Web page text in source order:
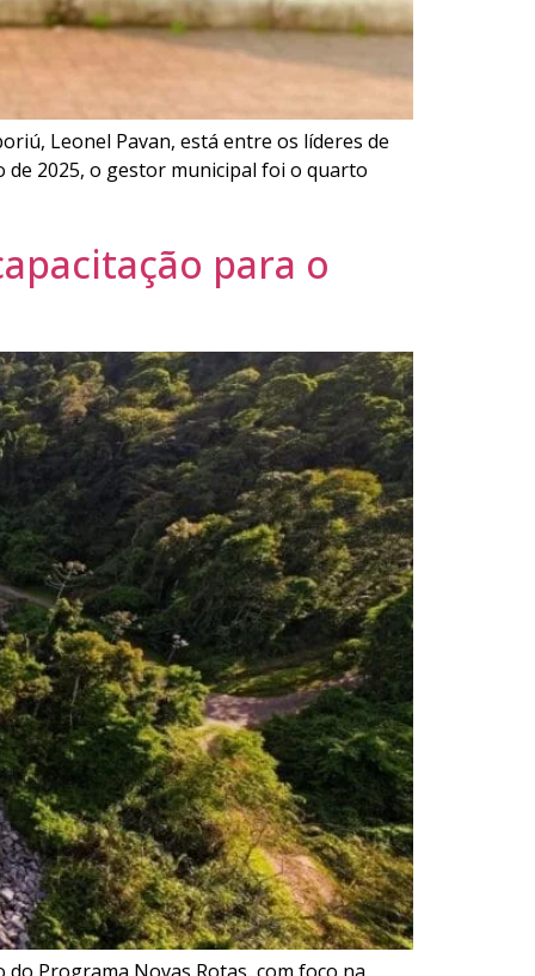
Leonel Pavan, está entre os líderes de
de 2025, o gestor municipal foi o quarto
para o